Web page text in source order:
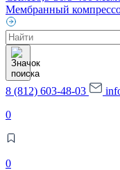
Мембранный
Поиск
товаров
8 (812) 603-48-03
0
0